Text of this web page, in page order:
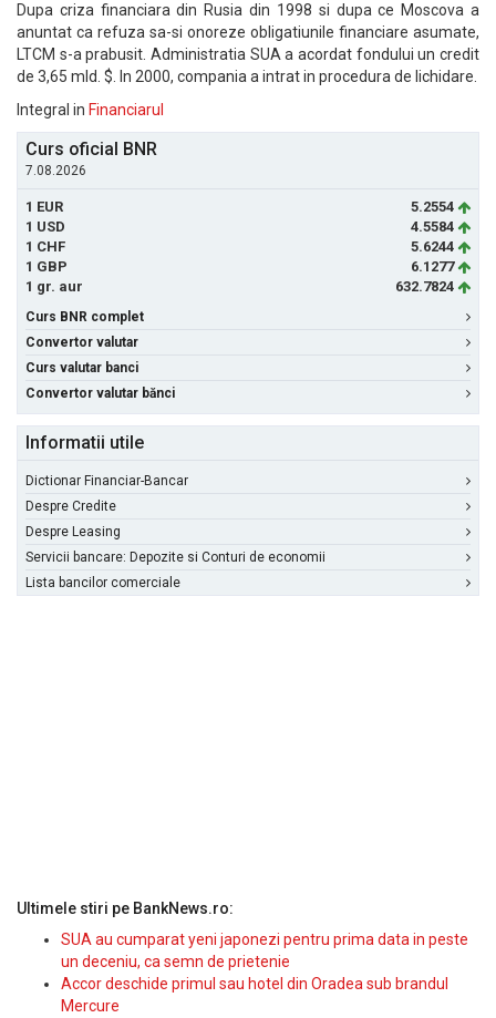
Dupa criza financiara din Rusia din 1998 si dupa ce Moscova a
anuntat ca refuza sa-si onoreze obligatiunile financiare asumate,
LTCM s-a prabusit. Administratia SUA a acordat fondului un credit
de 3,65 mld. $. In 2000, compania a intrat in procedura de lichidare.
Integral in Financiarul
Curs oficial BNR
7.08.2026
1 EUR
5.2554
1 USD
4.5584
1 CHF
5.6244
1 GBP
6.1277
1 gr. aur
632.7824
Curs BNR complet
Convertor valutar
Curs valutar banci
Convertor valutar bănci
Informatii utile
Dictionar Financiar-Bancar
Despre Credite
Despre Leasing
Servicii bancare: Depozite si Conturi de economii
Lista bancilor comerciale
Ultimele stiri pe BankNews.ro:
SUA au cumparat yeni japonezi pentru prima data in peste
un deceniu, ca semn de prietenie
Accor deschide primul sau hotel din Oradea sub brandul
Mercure